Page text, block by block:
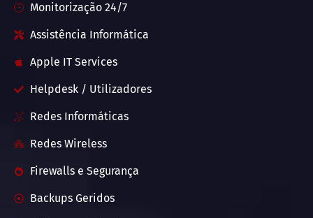
Monitorização 24/7
Assistência Informática
Apple IT Services
Helpdesk / Utilizadores
Redes Informáticas
Redes Wireless
Firewalls e Segurança
Backups Geridos